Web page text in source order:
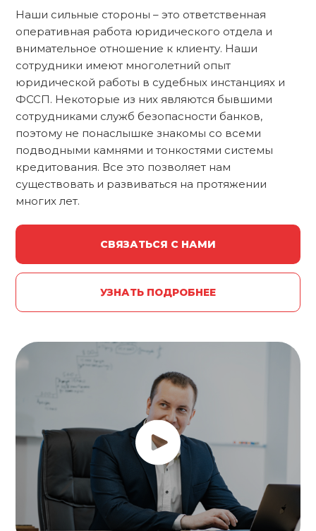
Наши сильные стороны – это ответственная
оперативная работа юридического отдела и
внимательное отношение к клиенту. Наши
сотрудники имеют многолетний опыт
юридической работы в судебных инстанциях и
ФССП. Некоторые из них являются бывшими
сотрудниками служб безопасности банков,
поэтому не понаслышке знакомы со всеми
подводными камнями и тонкостями системы
кредитования. Все это позволяет нам
существовать и развиваться на протяжении
многих лет.
СВЯЗАТЬСЯ С НАМИ
УЗНАТЬ ПОДРОБНЕЕ